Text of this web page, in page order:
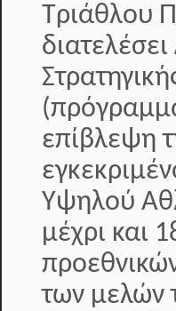
Τριάθλου
επίβλεψη
Υψηλού
μέχρι και
των μελών